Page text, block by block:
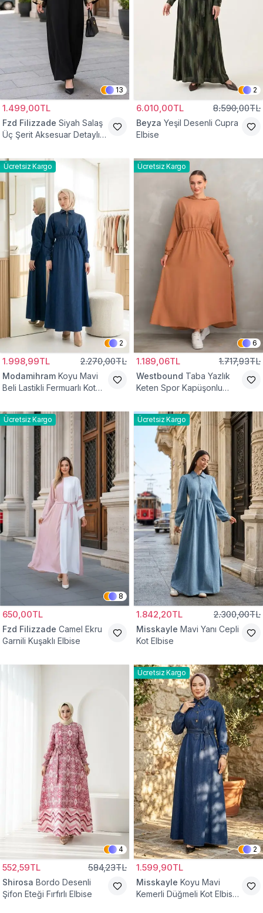
13
1.499,00TL
Fzd Filizzade Siyah Salaş
Üç Şerit Aksesuar Detaylı
2
6.010,00TL 8.590,00TL
Beyza Yeşil Desenli Cupra
Elbise
Ücretsiz Kargo
2
1.998,99TL 2.270,00TL
Modamihram Koyu Mavi
Beli Lastikli Fermuarlı Kot
Ücretsiz Kargo
6
1.189,06TL 1.717,93TL
Westbound Taba Yazlık
Keten Spor Kapüşonlu
Tesettür Elbise
Ücretsiz Kargo
8
650,00TL
Fzd Filizzade Camel Ekru
Garnili Kuşaklı Elbise
Ücretsiz Kargo
1.842,20TL 2.300,00TL
Misskayle Mavi Yanı Cepli
Kot Elbise
4
552,59TL 584,23TL
Shirosa Bordo Desenli
Şifon Eteği Fırfırlı Elbise
Ücretsiz Kargo
2
1.599,90TL
Misskayle Koyu Mavi
Kemerli Düğmeli Kot Elbise